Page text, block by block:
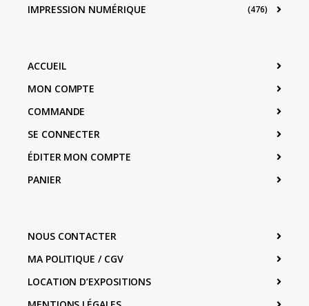
IMPRESSION NUMÉRIQUE (476)
ACCUEIL
MON COMPTE
COMMANDE
SE CONNECTER
ÉDITER MON COMPTE
PANIER
NOUS CONTACTER
MA POLITIQUE / CGV
LOCATION D’EXPOSITIONS